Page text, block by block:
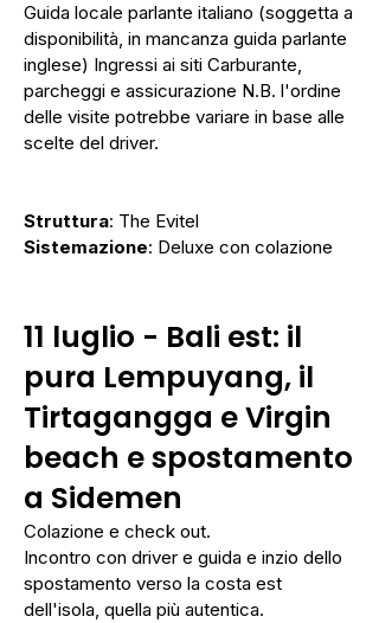
Guida locale parlante italiano (soggetta a
disponibilità, in mancanza guida parlante
inglese) Ingressi ai siti Carburante,
parcheggi e assicurazione N.B. l'ordine
delle visite potrebbe variare in base alle
scelte del driver.
Struttura: The Evitel
Sistemazione: Deluxe con colazione
11 luglio - Bali est: il
pura Lempuyang, il
Tirtagangga e Virgin
beach e spostamento
a Sidemen
Colazione e check out.
Incontro con driver e guida e inzio dello
spostamento verso la costa est
dell'isola, quella più autentica.